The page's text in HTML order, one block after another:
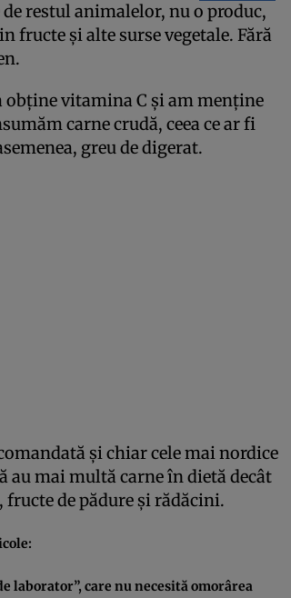
restul animalelor, nu o produc,
fructe şi alte surse vegetale. Fără
obţine vitamina C şi am menţine
carne crudă, ceea ce ar fi
greu de digerat.
şi chiar cele mai nordice
au mai multă carne în dietă decât
, fructe de pădure şi rădăcini.
laborator”, care nu necesită omorârea